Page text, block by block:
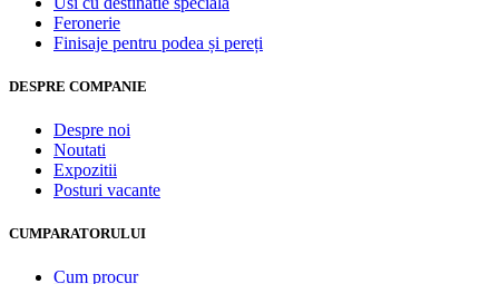
Feronerie
Finisaje pentru podea și pereți
DESPRE COMPANIE
Despre noi
Noutati
Expozitii
Posturi vacante
CUMPARATORULUI
Cum procur